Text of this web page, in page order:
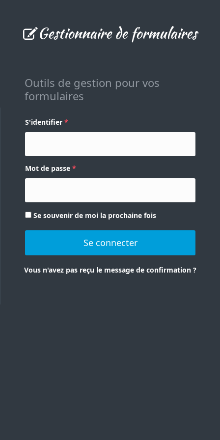
Gestionnaire de formulaires
Outils de gestion pour vos
formulaires
S'identifier
Mot de passe
Se souvenir de moi la prochaine fois
Se connecter
Vous n'avez pas reçu le message de confirmation ?